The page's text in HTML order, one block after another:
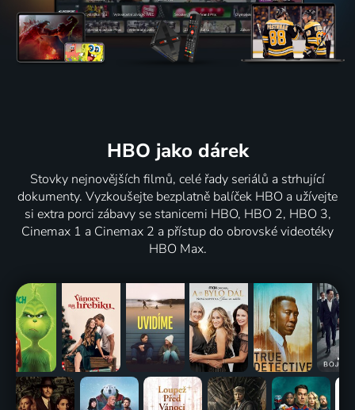
HBO jako dárek
Stovky nejnovějších filmů, celé řady seriálů a strhující
dokumenty. Vyzkoušejte bezplatně balíček HBO a užívejte
si extra porci zábavy se stanicemi HBO, HBO 2, HBO 3,
Cinemax 1 a Cinemax 2 a přístup do obrovské videotéky
HBO Max.